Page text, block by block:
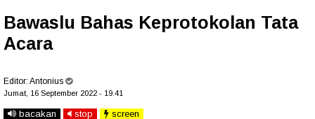
Bawaslu Bahas Keprotokolan Tata
Acara
Editor: Antonius
Jumat, 16 September 2022 - 19.41
bacakan stop screen